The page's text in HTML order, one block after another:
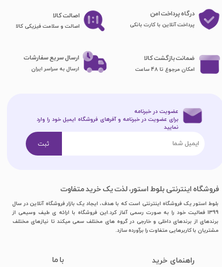
درگاه پرداخت امن
پرداخت آنلاین با کارت بانکی
فروشگاه اینترنتی بلوط استور، لذت یک خرید متفاوت
بلوط استور یک فروشگاه اینترنتی است که با هدف، ایجاد یک بازار فروشگاه آنلاین در سال
1399 فعالیت خود را به صورت رسمی آغاز کرد.این فروشگاه با ارائه ی طیف وسیعی از
برندهای از برندهای داخلی و خارجی در گروه های مختلف سعی میکند تا نیازهای مختلف
مشتریان با کاربرهایی متفاوت را برآورده سازد.
با ما
​راهنمای خرید
اصا​​​​​​​لت کالا
اصالت و سلامت فیزیکی کالا
ضمانت بازگشت کالا
امکان مرجوع تا 48 ساعت
ارسال سریع سفارشات
ارسال به سراسر ایران
عضویت در خبرنامه
برای عضویت در خبرنامه و آفرهای فروشگاه ایمیل خود را وارد
نمایید​​​​​​​
ثبت